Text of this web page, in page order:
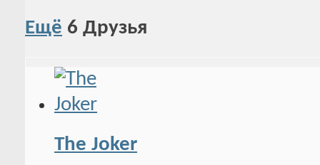
Ещё 6 Друзья
The Joker